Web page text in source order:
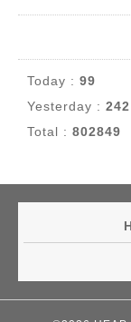
Today : 99
Yesterday : 242
Total : 802849